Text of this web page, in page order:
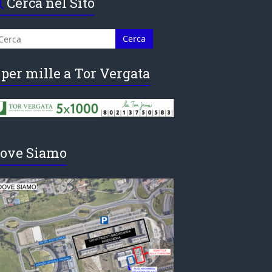
per mille a Tor Vergata
Siamo